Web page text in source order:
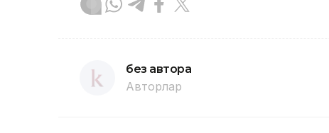
без автора
Авторлар